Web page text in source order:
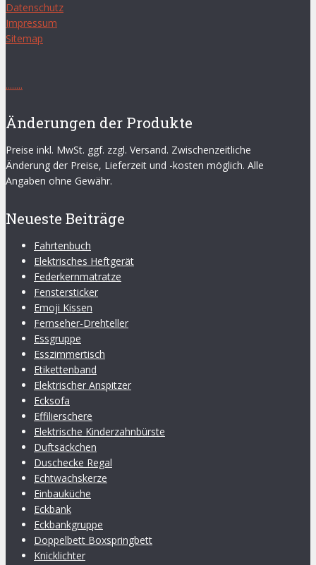
Datenschutz
Impressum
Sitemap
........
Änderungen der Produkte
Preise inkl. MwSt. ggf. zzgl. Versand. Zwischenzeitliche
Änderung der Preise, Lieferzeit und -kosten möglich. Alle
Angaben ohne Gewähr.
Neueste Beiträge
Fahrtenbuch
Elektrisches Heftgerät
Federkernmatratze
Fenstersticker
Emoji Kissen
Fernseher-Drehteller
Essgruppe
Esszimmertisch
Etikettenband
Elektrischer Anspitzer
Ecksofa
Effilierschere
Elektrische Kinderzahnbürste
Duftsäckchen
Duschecke Regal
Echtwachskerze
Einbauküche
Eckbank
Eckbankgruppe
Doppelbett Boxspringbett
Knicklichter